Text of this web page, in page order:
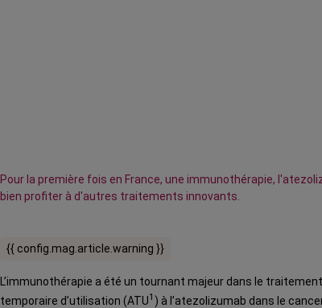
Pour la première fois en France, une immunothérapie,
bien profiter à d'autres traitements innovants.
{{ config.mag.article.warning }}
L’immunothérapie a été un tournant majeur dans le
temporaire d’utilisation (ATU1 ) à l’atezolizumab dans le